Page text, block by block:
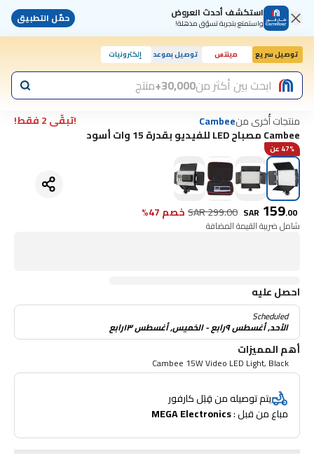
استكشف أحدث العروض
واستمتع بتجربة تسوّق مذهلة! حمّل التطبيق
توصيل سريع مينتس توصيل بموعد إلكترونيات
اليوم, 10:00 صابحث بين أكثر من30,000+ منتج
منتجات أُخرى منCambee
!تبقّى 2 فقط!
Cambee مصباح LED للفيديو بقدرة 15 وات أسود
47% عن
SAR 159.00
SAR299.00 خصم 47%
شامل ضريبة القيمة المضافة
احصل عليه
Scheduled
الأحد, أغسطس ٩رابع - الخميس, أغسطس ١٣رابع
أهم المميزات
Cambee 15W Video LED Light, Black
يتم توصيله من قِبَل كارفور
مباع من قبل : MEGA Electronics